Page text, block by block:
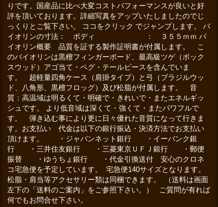
りです。国産品に比べ大変コストパフォーマンスが良いと好
評を頂いております。詳細写真をアップいたしましたのでじ
っくりとご覧下さい。 ココをクリック でジャンプします。 バ
イオリンの寸法： ボディ ： ３５５ｍｍ バ
イオリン概要 品質を証する製作証明書が付属します。 こ
のバイオリンは黒檀フィンガーボード、最高級ツゲ（ボック
スウッド）アゴ当て・ペグ・テールピースを含んでいま
す。 超軽量四角ケース（肩掛タイプ）と弓（ブラジルウッ
ド、八角形、黒檀フロッグ）及び松脂が付属します。 音
質：高温域は明るくて・明確で・きれいで・またエネルギッ
シュです。 より低音域は深くて・強くて・またパワフルで
す。 弾き込む事により更に日々優れた音質になって行きま
す。お支払い 代金は以下の銀行振込・決済方法でお支払い
頂けます。 ・ジャパンネット銀行 ・イーバンク銀
行 ・三井住友銀行 ・三菱東京ＵＦＪ銀行 ・郵便
振替 ・ゆうちょ銀行 ・代金引換送付 安心のクロネ
コ宅急便を予定しています。 宅急便140サイズとなります。
松脂・肩当等アクセサリー類は同梱できます。 （送料は画面
左下の「送料のご案内」をご参照下さい。） ご質問が有れば
何でもお問合せ下さい。